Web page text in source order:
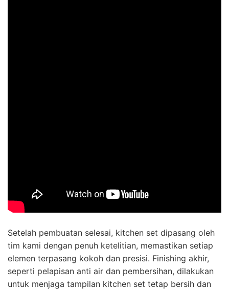
Setelah pembuatan selesai, kitchen set dipasang oleh
tim kami dengan penuh ketelitian, memastikan setiap
elemen terpasang kokoh dan presisi. Finishing akhir,
seperti pelapisan anti air dan pembersihan, dilakukan
untuk menjaga tampilan kitchen set tetap bersih dan